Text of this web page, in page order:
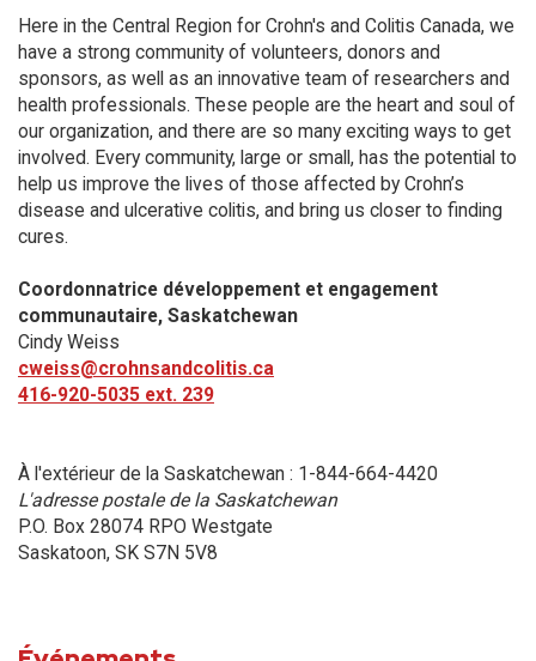
Here in the Central Region for Crohn's and Colitis Canada, we
have a strong community of volunteers, donors and
sponsors, as well as an innovative team of researchers and
health professionals. These people are the heart and soul of
our organization, and there are so many exciting ways to get
involved. Every community, large or small, has the potential to
help us improve the lives of those affected by Crohn’s
disease and ulcerative colitis, and bring us closer to finding
cures.
Coordonnatrice développement et engagement
communautaire, Saskatchewan
Cindy Weiss
cweiss@crohnsandcolitis.ca
416-920-5035 ext. 239
À l'extérieur de la Saskatchewan : 1-844-664-4420
L'adresse postale de la Saskatchewan
P.O. Box 28074 RPO Westgate
Saskatoon, SK S7N 5V8